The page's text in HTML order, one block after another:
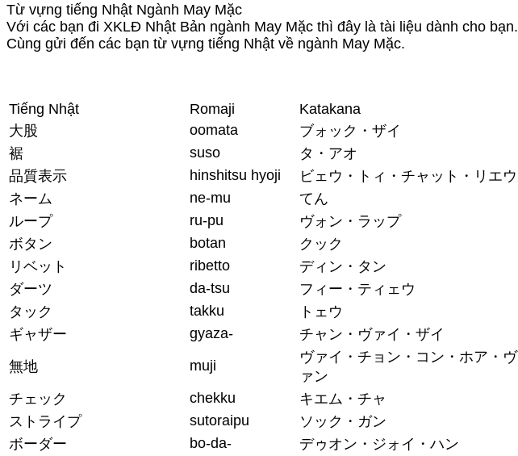
Từ vựng tiếng Nhật Ngành May Mặc
Với các bạn đi XKLĐ Nhật Bản ngành May Mặc thì đây là tài liệu dành cho bạn.
Cùng gửi đến các bạn từ vựng tiếng Nhật về ngành May Mặc.
Tiếng Nhật Romaji Katakana
大股
oomata ブォック・ザイ
裾
suso タ・アオ
品質表示
hinshitsu hyoji ビェウ・トィ・チャット・リエウ
ネーム
ne-mu てん
ループ
ru-pu ヴォン・ラップ
ボタン
botan クック
リベット
ribetto ディン・タン
ダーツ
da-tsu フィー・ティェウ
タック
takku トェウ
ギャザー
gyaza- チャン・ヴァイ・ザイ
無地 muji
ヴァイ・チョン・コン・ホア・ヴ
ァン
チェック
chekku キエム・チャ
ストライプ
sutoraipu ソック・ガン
ボーダー
bo-da- デゥオン・ジォイ・ハン